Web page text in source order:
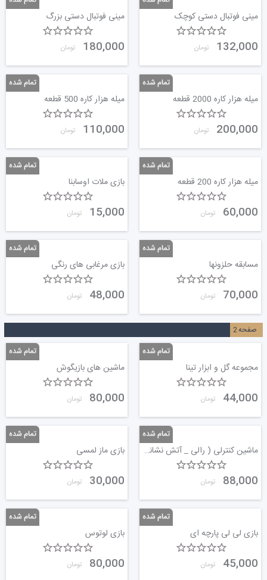
مینی فوتبال دستی کوچک
132,000 تومان
مینی فوتبال دستی بزرگ
180,000 تومان
میله هزار کاره 2000 قطعه
200,000 تومان
میله هزار کاره 500 قطعه
110,000 تومان
میله هزار کاره 200 قطعه
60,000 تومان
بازی ملات اوسابنا
15,000 تومان
مسابقه حلزونها
70,000 تومان
بازی مرغابی های رنگی
48,000 تومان
صفحه2
مجموعه گل و ابزار تینا
44,000 تومان
ماشین های بازیگوش
80,000 تومان
ماشین کنترلی ( رالی _ آتش نشانی )
88,000 تومان
بازی ماز لمسی
30,000 تومان
بازی لی لی پارچه ای
45,000 تومان
بازی لوتوس
80,000 تومان